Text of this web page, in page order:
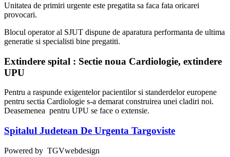
Unitatea de primiri urgente este pregatita sa faca fata oricarei
provocari.
Blocul operator al SJUT dispune de aparatura performanta de ultima
generatie si specialisti bine pregatiti.
Extindere spital : Sectie noua Cardiologie, extindere
UPU
Pentru a raspunde exigentelor pacientilor si standerdelor europene
pentru sectia Cardiologie s-a demarat construirea unei cladiri noi.
Deasemenea pentru UPU se face o extensie.
Spitalul Judetean De Urgenta Targoviste
Powered by TGVwebdesign